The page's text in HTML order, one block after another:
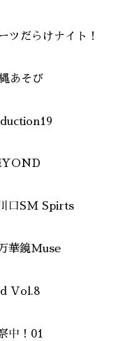
だらけナイト！
あそび
口SM Spirts
華鏡Muse
Vol.8
中！01